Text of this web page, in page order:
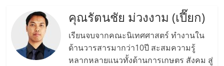
คุณรัตนชัย ม่วงงาม (เปี๊ยก)
เรียนจบจากคณะนิเทศศาสตร์ ทำงานใน
ด้านวารสารมากว่า10ปี สะสมความรู้
หลากหลายแนวทั้งด้านการเกษตร สังคม สู่